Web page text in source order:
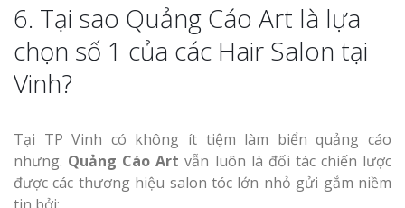
6. Tại sao Quảng Cáo Art là lựa
chọn số 1 của các Hair Salon tại
Vinh?
Tại TP Vinh có không ít tiệm làm biển quảng cáo
nhưng. Quảng Cáo Art vẫn luôn là đối tác chiến lược
được các thương hiệu salon tóc lớn nhỏ gửi gắm niềm